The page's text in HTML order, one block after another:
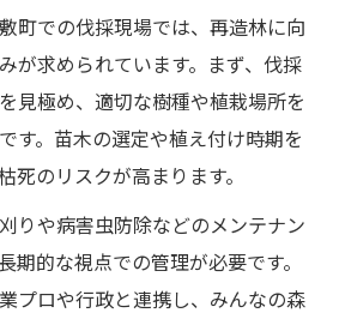
町での伐採現場では、再造林に向
が求められています。まず、伐採
見極め、適切な樹種や植栽場所を
す。苗木の選定や植え付け時期を
死のリスクが高まります。
りや病害虫防除などのメンテナン
期的な視点での管理が必要です。
プロや行政と連携し、みんなの森